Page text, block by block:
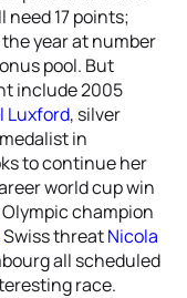
17 points;
year at number
pool. But
include 2005
Luxford, silver
in
to continue her
world cup win
champion
Swiss threatNicola
all scheduled
race.